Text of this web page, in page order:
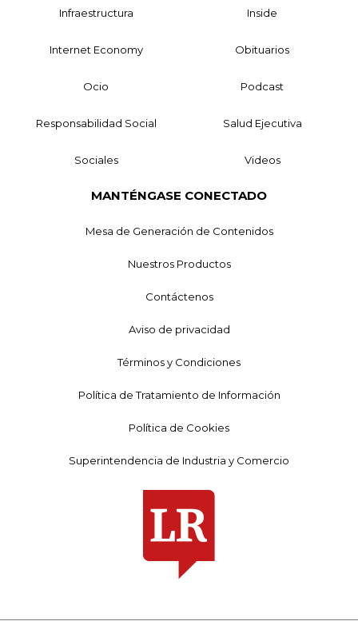
Infraestructura Inside
Internet Economy Obituarios
Ocio Podcast
Responsabilidad Social Salud Ejecutiva
Sociales Videos
MANTÉNGASE CONECTADO
Mesa de Generación de Contenidos
Nuestros Productos
Contáctenos
Aviso de privacidad
Términos y Condiciones
Política de Tratamiento de Información
Política de Cookies
Superintendencia de Industria y Comercio